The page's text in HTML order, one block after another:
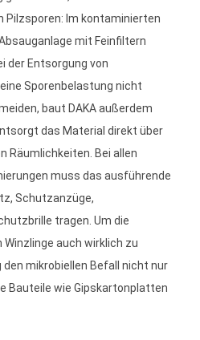
Pilzsporen: Im kontaminierten
mit Feinfiltern
der Entsorgung von
Sporenbelastung nicht
baut DAKA außerdem
das Material direkt über
Räumlichkeiten. Bei allen
muss das ausführende
Schutzanzüge,
tragen. Um die
auch wirklich zu
mikrobiellen Befall nicht nur
Bauteile wie Gipskartonplatten